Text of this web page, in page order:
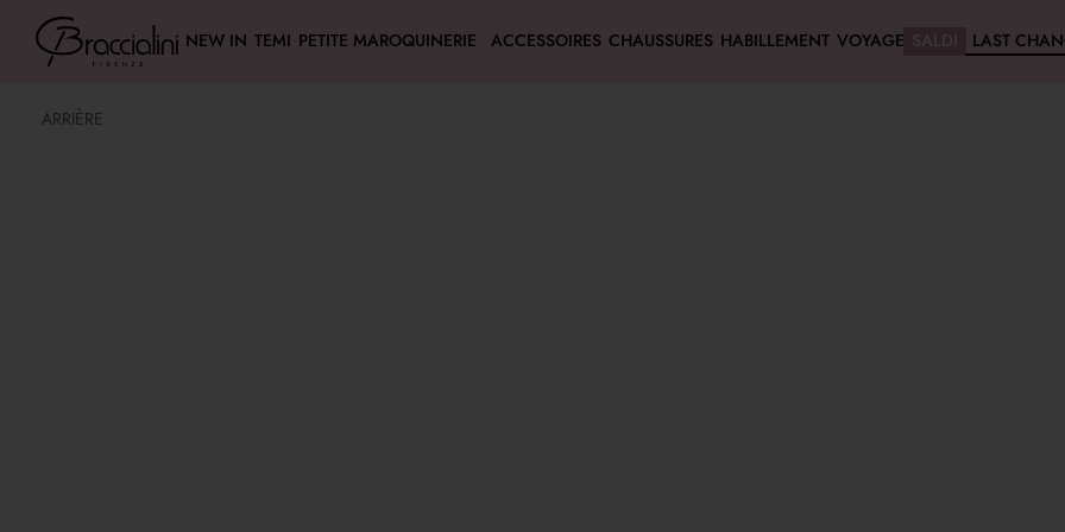
NEW IN TEMI PETITE MAROQUINERIE ACCESSOIRES CHAUSSURES HABILLEMENT VOYAGE SALDI LAST
ARRIÈRE